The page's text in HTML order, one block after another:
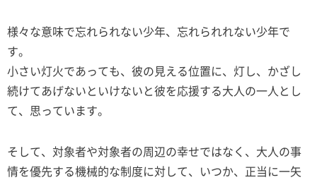
様々な意味で忘れられない少年、忘れられれない少年で
す。
小さい灯火であっても、彼の見える位置に、灯し、かざし
続けてあげないといけないと彼を応援する大人の一人とし
て、思っています。
そして、対象者や対象者の周辺の幸せではなく、大人の事
情を優先する機械的な制度に対して、いつか、正当に一矢